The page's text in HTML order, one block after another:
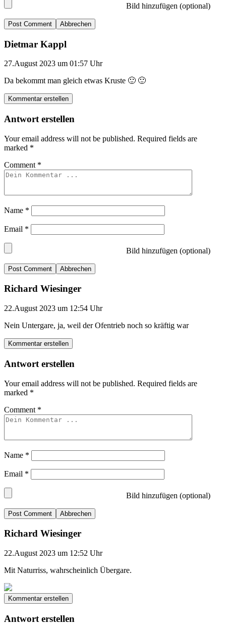
Bild hinzufügen (optional)
Abbrechen
Dietmar Kappl
27.August 2023 um 01:57 Uhr
Da bekommt man gleich etwas Kruste 🙂 🙂
Kommentar erstellen
Antwort erstellen
Your email address will not be published. Required fields are
marked *
Comment *
Name *
Email *
Bild hinzufügen (optional)
Abbrechen
Richard Wiesinger
22.August 2023 um 12:54 Uhr
Nein Untergare, ja, weil der Ofentrieb noch so kräftig war
Kommentar erstellen
Antwort erstellen
Your email address will not be published. Required fields are
marked *
Comment *
Name *
Email *
Bild hinzufügen (optional)
Abbrechen
Richard Wiesinger
22.August 2023 um 12:52 Uhr
Mit Naturriss, wahrscheinlich Übergare.
Kommentar erstellen
Antwort erstellen